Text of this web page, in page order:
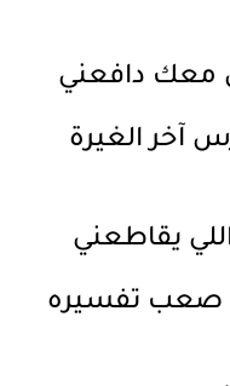
معك دافعني
آخر الغيرة
يقاطعني
صعب تفسيره